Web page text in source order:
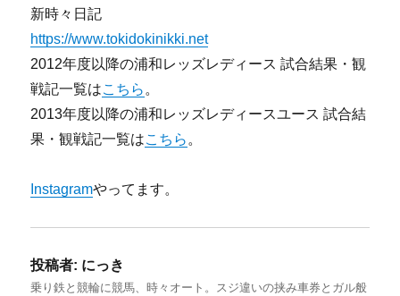
新時々日記
https://www.tokidokinikki.net
2012年度以降の浦和レッズレディース 試合結果・観
戦記一覧はこちら 。
2013年度以降の浦和レッズレディースユース 試合結
果・観戦記一覧はこちら 。
Instagramやってます。
投稿者: にっき
乗り鉄と競輪に競馬、時々オート。スジ違いの挟み車券とガル般